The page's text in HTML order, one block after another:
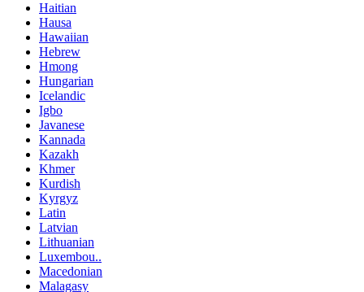
Haitian
Hausa
Hawaiian
Hebrew
Hmong
Hungarian
Icelandic
Igbo
Javanese
Kannada
Kazakh
Khmer
Kurdish
Kyrgyz
Latin
Latvian
Lithuanian
Luxembou..
Macedonian
Malagasy